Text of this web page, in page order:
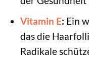
Vitamin E: Ein
das die
Radikale